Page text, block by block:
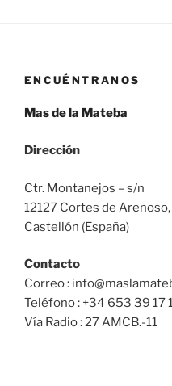
ENCUÉNTRANOS
Mas de la Mateba
Dirección
Ctr. Montanejos – s/n
12127 Cortes de Arenoso,
Castellón (España)
Contacto
Correo :
Teléfono : +34 653 39 17
Vía Radio : 27 AMCB.-11